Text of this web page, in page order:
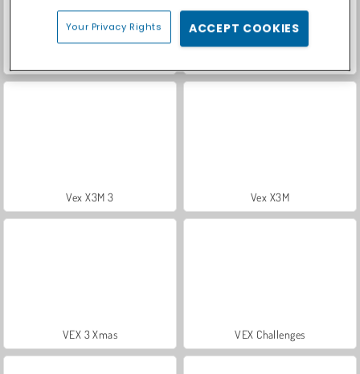
Vex X3M 3 Vex X3M
VEX 3 Xmas VEX Challenges
Your Privacy Rights ACCEPT COOKIES